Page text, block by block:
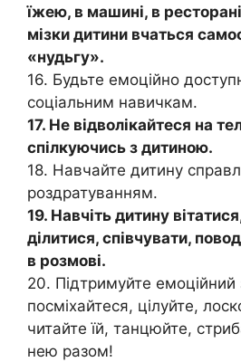
їжею, в машині, в
мізки дитини вчаться
«нудьгу».
16. Будьте емоційно
соціальним навичкам.
17. Не відволікайтеся на
спілкуючись з дитиною.
18. Навчайте дитину
роздратуванням.
19. Навчіть дитину
ділитися, співчувати,
в розмові.
20. Підтримуйте емоційний
посміхайтеся, цілуйте,
читайте їй, танцюйте,
нею разом!